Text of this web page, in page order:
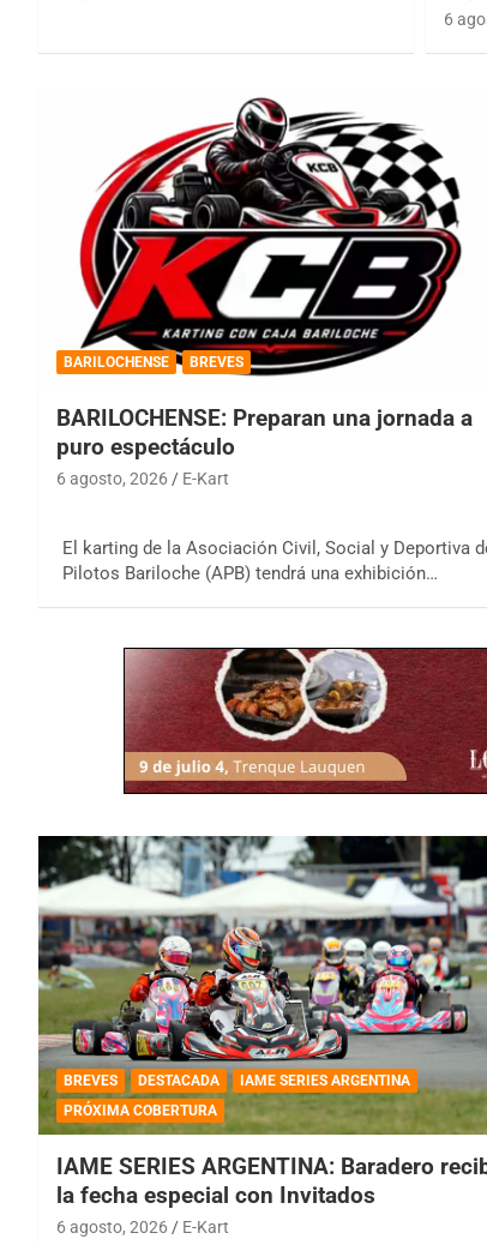
6
BARILOCHENSE BREVES
BARILOCHENSE: Preparan una jornada a
puro espectáculo
6 agosto, 2026 E-Kart
El karting de la Asociación Civil, Social y Deportiva
Pilotos Bariloche (APB) tendrá una exhibición…
BREVES DESTACADA
IAME SERIES ARGENTINA
PRÓXIMA COBERTURA
IAME SERIES ARGENTINA: Baradero
la fecha especial con Invitados
6 agosto, 2026 E-Kart